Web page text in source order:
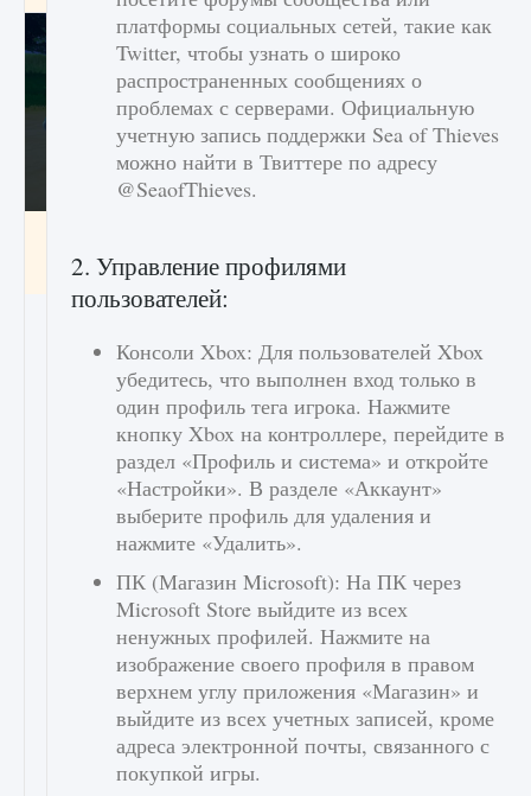
9 августа 2024 1 335 0
платформы социальных сетей, такие как
Twitter, чтобы узнать о широко
распространенных сообщениях о
проблемах с серверами. Официальную
учетную запись поддержки Sea of ​​Thieves
можно найти в Твиттере по адресу
@SeaofThieves.
2. Управление профилями
пользователей:
Консоли Xbox: Для пользователей Xbox
убедитесь, что выполнен вход только в
один профиль тега игрока. Нажмите
кнопку Xbox на контроллере, перейдите в
раздел «Профиль и система» и откройте
«Настройки». В разделе «Аккаунт»
выберите профиль для удаления и
нажмите «Удалить».
ПК (Магазин Microsoft): На ПК через
Microsoft Store выйдите из всех
ненужных профилей. Нажмите на
изображение своего профиля в правом
верхнем углу приложения «Магазин» и
выйдите из всех учетных записей, кроме
адреса электронной почты, связанного с
покупкой игры.